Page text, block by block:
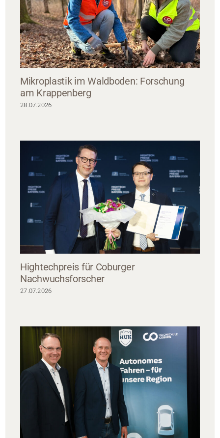
Mikroplastik im Waldboden: Forschung
am Krappenberg
28.07.2026
Hightechpreis für Coburger
Nachwuchsforscher
27.07.2026